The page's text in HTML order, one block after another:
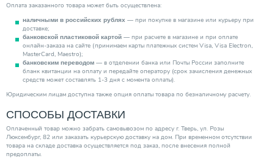
Максимальная температура нагрева (°С)
Высота (мм)
Нагревательный элемент Теплообменник + ТЭН
Ширина (мм) 584.00
Способ монтажа Напольный
Способ нагрева Накопительный
Диаметр подкл. к контурам ХВС/ГВС
Время нагрева воды (мин)
Категория Водонагреватели
Оплата заказанного товара может быть осуществлена:
наличными в российских рублях — при покупке в магазине или курьеру при
доставке;
банковской пластиковой картой — при расчете в магазине и при оплате
онлайн-заказа на сайте (принимаем карты платежных систем Visa, Visa Electron,
MasterCard, Maestro);
банковским переводом — в отделении банка или Почты России заполните
бланк квитанции на оплату и передайте оператору (срок зачисления денежных
средств может составлять 1-3 дня с момента оплаты).
Юридическим лицам доступна также опция оплаты товара по безналичному расчету.
СПОСОБЫ ДОСТАВКИ
Оплаченный товар можно забрать самовывозом по адресу г. Тверь, ул. Розы
Люксембург, 82 или заказать курьерскую доставку на дом. При временном отсутствии
товара на складе доставка осуществляется под заказ, после внесения полной
предоплаты.